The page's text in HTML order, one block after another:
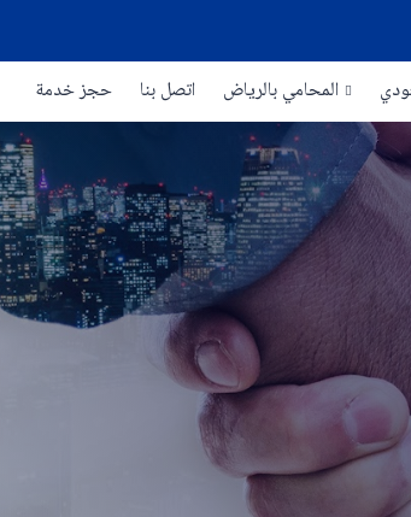
المحامي بالرياض اتصل بنا حجز خدمة